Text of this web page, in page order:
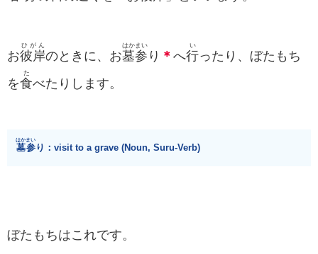
お彼岸
ひがん
のときに、お墓参
はかまい
り ＊ へ行
い
ったり、ぼたもち
を食
た
べたりします。
墓参
はかまい
り：visit to a grave (Noun, Suru-Verb)
ぼたもちはこれです。